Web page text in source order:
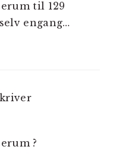
til 129
engang…
?